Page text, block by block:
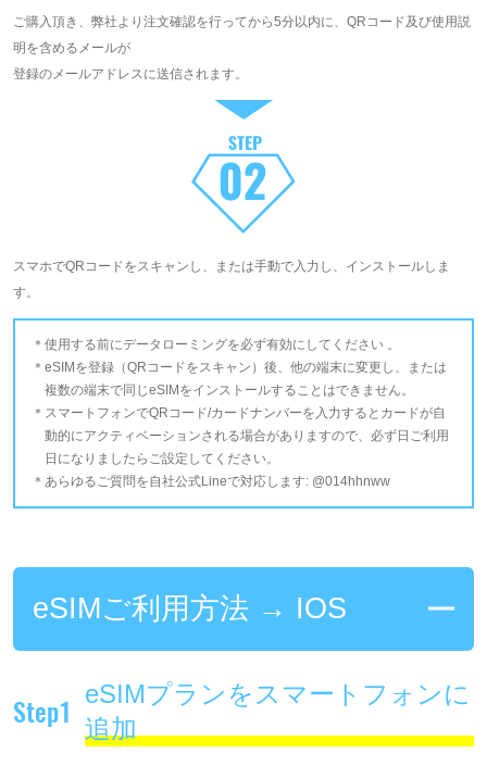
ご購入頂き、弊社より注文確認を行ってから5分以内に、QRコード及び使用説
明を含めるメールが
登録のメールアドレスに送信されます。
スマホでQRコードをスキャンし、または手動で入力し、インストールしま
す。
使用する前にデータローミングを必ず有効にしてください 。
eSIMを登録（QRコードをスキャン）後、他の端末に変更し、または
複数の端末で同じeSIMをインストールすることはできません。
スマートフォンでQRコード/カードナンバーを入力するとカードが自
動的にアクティベーションされる場合がありますので、必ず日ご利用
日になりましたらご設定してください。
あらゆるご質問を自社公式Lineで対応します: @014hhnww
eSIMご利用方法 → IOS
Step1
eSIMプランをスマートフォンに
追加